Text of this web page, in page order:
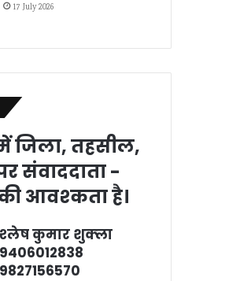
17 July 2026
जिला, तहसील,
संवाददाता -
आवश्‍कता है।
श्‍लेष कुमार शुक्‍ला
9406012838
9827156570